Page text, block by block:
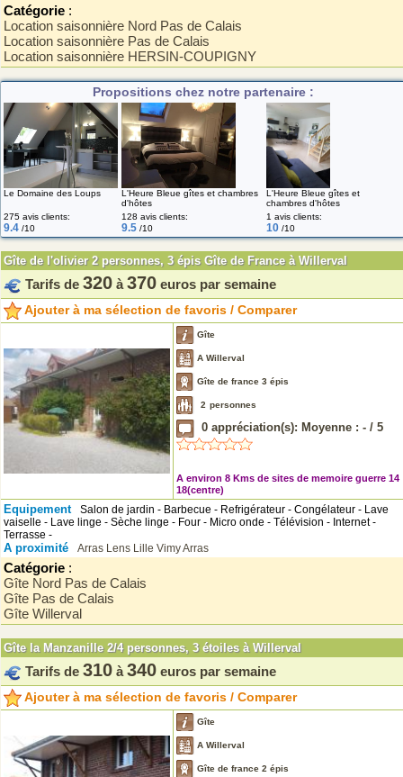
Catégorie :
Location saisonnière Nord Pas de Calais
Location saisonnière Pas de Calais
Location saisonnière HERSIN-COUPIGNY
Propositions chez notre partenaire :
Le Domaine des Loups
L'Heure Bleue gîtes et chambres
d'hôtes
L'Heure Bleue gîtes et
chambres d'hôtes
275 avis clients:
9.4 /10
128 avis clients:
9.5 /10
1 avis clients:
10 /10
Gîte de l'olivier 2 personnes, 3 épis Gîte de France à Willerval
Tarifs de 320 à 370 euros par semaine
Ajouter à ma sélection de favoris / Comparer
Gîte
A Willerval
Gîte de france 3 épis
2 personnes
0 appréciation(s): Moyenne : - / 5
A environ 8 Kms de sites de memoire guerre 14
18(centre)
Equipement
Salon de jardin - Barbecue - Refrigérateur - Congélateur - Lave
vaiselle - Lave linge - Sèche linge - Four - Micro onde - Télévision - Internet -
Terrasse -
A proximité Arras Lens Lille VimyArras
Catégorie :
Gîte Nord Pas de Calais
Gîte Pas de Calais
Gîte Willerval
Gîte la Manzanille 2/4 personnes, 3 étoiles à Willerval
Tarifs de 310 à 340 euros par semaine
Ajouter à ma sélection de favoris / Comparer
Gîte
A Willerval
Gîte de france 2 épis